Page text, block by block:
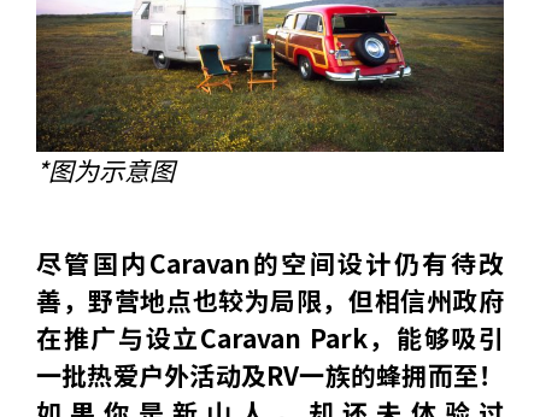
*图为示意图
尽管国内Caravan的空间设计仍有待改
善，野营地点也较为局限，但相信州政府
在推广与设立Caravan Park，能够吸引
一批热爱户外活动及RV一族的蜂拥而至！